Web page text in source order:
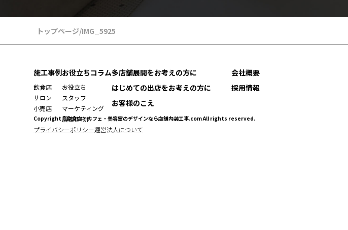
トップページ/IMG_5925
施工事例
飲食店
サロン
小売店
お役立ちコラム
お役立ち
スタッフ
マーケティング
居抜き物件
多店舗展開をお考えの方に
はじめての出店をお考えの方に
お客様のこえ
会社概要
採用情報
プライバシーポリシー運営法人について
Copyright ® 飲食店・カフェ・美容室のデザインなら店舗内装工事.com All rights reserved.